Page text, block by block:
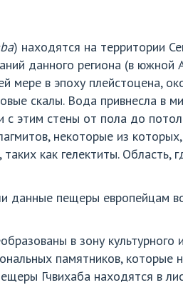
) находятся на территории
данного региона (в
мере в эпоху плейстоцена,
скалы. Вода привнесла в
с этим стены от пола до
некоторые из
как гелектиты.
данные пещеры европейцам
в зону культурного
памятников,
Гчвихаба находятся в